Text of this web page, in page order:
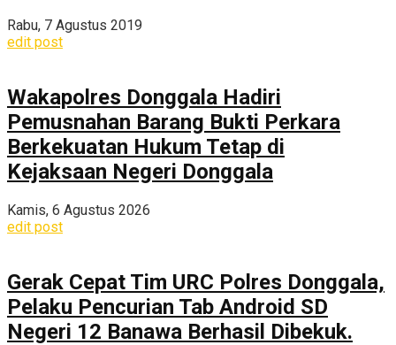
Rabu, 7 Agustus 2019
edit post
Wakapolres Donggala Hadiri
Pemusnahan Barang Bukti Perkara
Berkekuatan Hukum Tetap di
Kejaksaan Negeri Donggala
Kamis, 6 Agustus 2026
edit post
Gerak Cepat Tim URC Polres Donggala,
Pelaku Pencurian Tab Android SD
Negeri 12 Banawa Berhasil Dibekuk.